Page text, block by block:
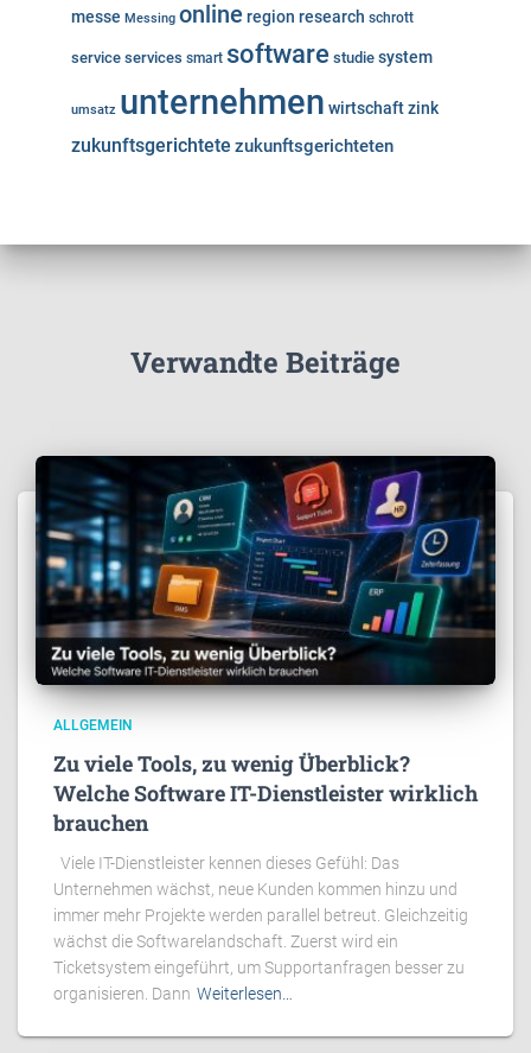
messe Messing online region research schrott
service services smart software studie system
umsatz unternehmen wirtschaftzink
zukunftsgerichtete zukunftsgerichteten
Verwandte Beiträge
ALLGEMEIN
Zu viele Tools, zu wenig Überblick?
Welche Software IT-Dienstleister wirklich
brauchen
Viele IT-Dienstleister kennen dieses Gefühl: Das
Unternehmen wächst, neue Kunden kommen hinzu und
immer mehr Projekte werden parallel betreut. Gleichzeitig
wächst die Softwarelandschaft. Zuerst wird ein
Ticketsystem eingeführt, um Supportanfragen besser zu
organisieren. Dann Weiterlesen…